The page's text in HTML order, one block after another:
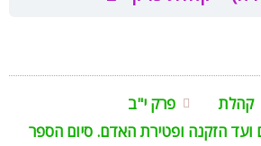
קהלת
פרק י"ב
ועד הזקנה ופטירת האדם. סיום הספר